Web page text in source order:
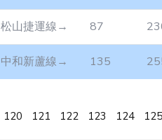
松山捷運線→ 87
中和新蘆線→ 135
120 121 122 123 124 125